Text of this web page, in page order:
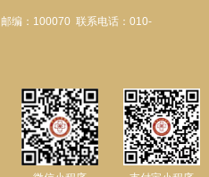
邮编：100070 联系电话：010-